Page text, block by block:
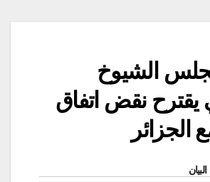
الشيوخ
يقترح نقض اتفاق
الجزائر
البيان